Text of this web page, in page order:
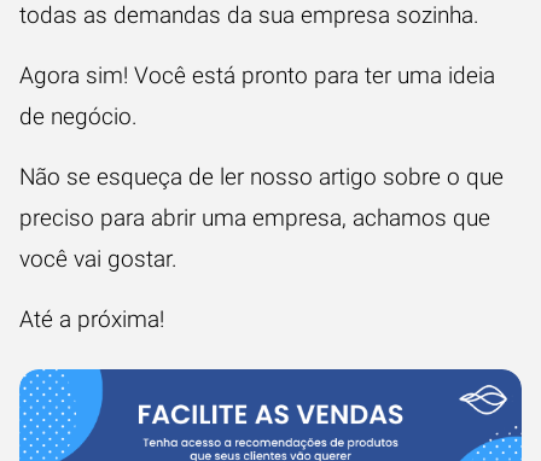
todas as demandas da sua empresa sozinha.
Agora sim! Você está pronto para ter uma ideia
de negócio.
Não se esqueça de ler nosso artigo sobre o que
preciso para abrir uma empresa, achamos que
você vai gostar.
Até a próxima!